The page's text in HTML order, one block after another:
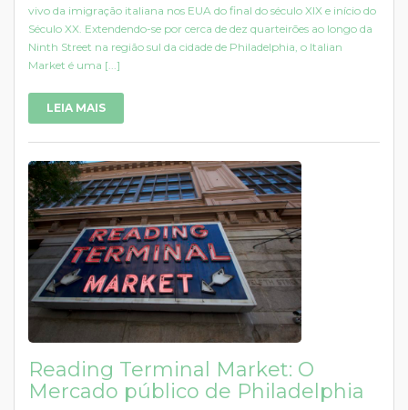
vivo da imigração italiana nos EUA do final do século XIX e início do
Século XX. Extendendo-se por cerca de dez quarteirões ao longo da
Ninth Street na região sul da cidade de Philadelphia, o Italian
Market é uma [...]
LEIA MAIS
Reading Terminal Market: O
Mercado público de Philadelphia